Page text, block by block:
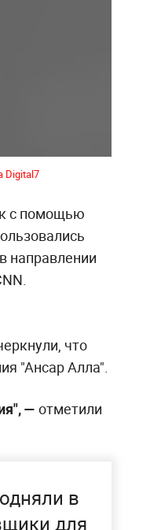
Digital7
с помощью
направлении
что
"Ансар Алла".
— отметили
в
для